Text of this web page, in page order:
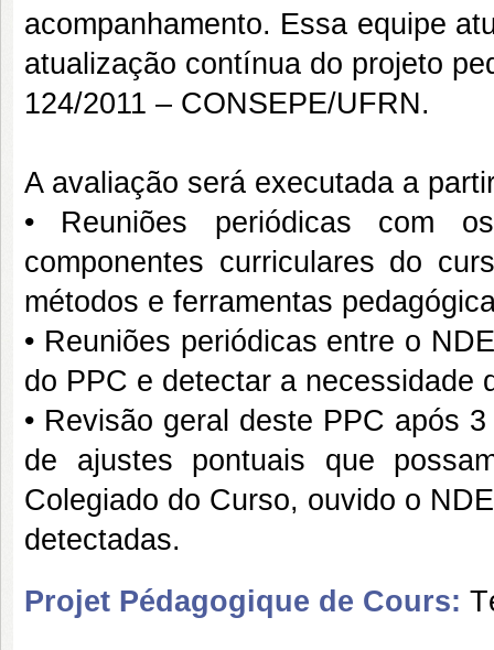
acompanhamento. Essa equipe
atualização contínua do projeto
124/2011 – CONSEPE/UFRN.
A avaliação será executada a
• Reuniões periódicas com
componentes curriculares do
métodos e ferramentas
• Reuniões periódicas entre o
do PPC e detectar a necessidade
• Revisão geral deste PPC após
de ajustes pontuais que
Colegiado do Curso, ouvido o
detectadas.
Projet Pédagogique de Cours: